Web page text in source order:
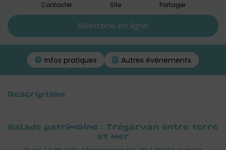
Contacter Site Partager
Billetterie en ligne
Infos pratiques Autres événements
Description
Balade patrimoine : Trégarvan entre terre
et mer